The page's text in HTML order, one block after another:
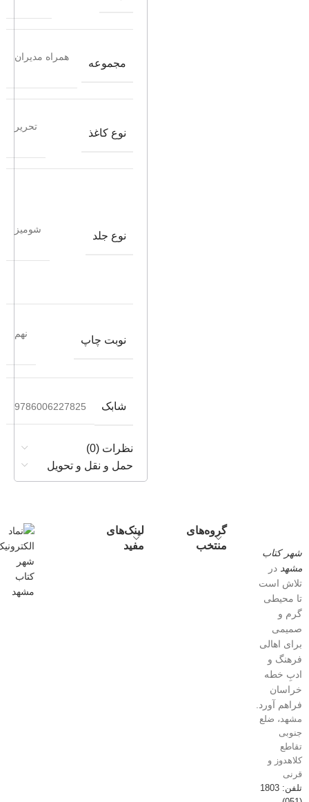
مجموعه
همراه مدیران
نوع کاغذ
تحریر
نوع جلد
شومیز
نوبت چاپ
نهم
شابک 9786006227825
نظرات (0)
حمل و نقل و تحویل
شهر کتاب
مشهد در
تلاش است
تا محیطی
گرم و
صمیمی
برای اهالی
فرهنگ و
ادبِ خطه
خراسان
فراهم آورد.
مشهد، ضلع
جنوبی
تقاطع
کلاهدوز و
قرنی
تلفن: 1803
گروه‌های
منتخب
لینک‌های
مفید